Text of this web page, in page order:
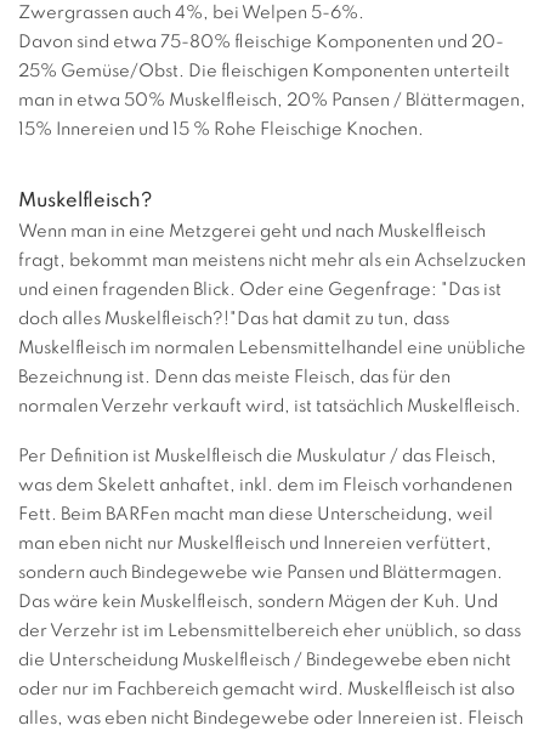
Zwergrassen auch 4%, bei Welpen 5-6%.
Davon sind etwa 75-80% fleischige Komponenten und 20-
25% Gemüse/Obst. Die fleischigen Komponenten unterteilt
man in etwa 50% Muskelfleisch, 20% Pansen / Blättermagen,
15% Innereien und 15 % Rohe Fleischige Knochen.
Muskelfleisch?
Wenn man in eine Metzgerei geht und nach Muskelfleisch
fragt, bekommt man meistens nicht mehr als ein Achselzucken
und einen fragenden Blick. Oder eine Gegenfrage: "Das ist
doch alles Muskelfleisch?!"Das hat damit zu tun, dass
Muskelfleisch im normalen Lebensmittelhandel eine unübliche
Bezeichnung ist. Denn das meiste Fleisch, das für den
normalen Verzehr verkauft wird, ist tatsächlich Muskelfleisch.
Per Definition ist Muskelfleisch die Muskulatur / das Fleisch,
was dem Skelett anhaftet, inkl. dem im Fleisch vorhandenen
Fett. Beim BARFen macht man diese Unterscheidung, weil
man eben nicht nur Muskelfleisch und Innereien verfüttert,
sondern auch Bindegewebe wie Pansen und Blättermagen.
Das wäre kein Muskelfleisch, sondern Mägen der Kuh. Und
der Verzehr ist im Lebensmittelbereich eher unüblich, so dass
die Unterscheidung Muskelfleisch / Bindegewebe eben nicht
oder nur im Fachbereich gemacht wird. Muskelfleisch ist also
alles, was eben nicht Bindegewebe oder Innereien ist. Fleisch